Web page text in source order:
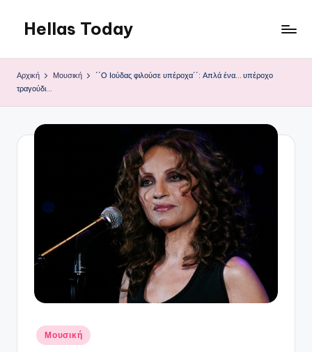
Μετάβαση
περιεχόμενο
Hellas Today
Αρχική Μουσική
΄΄Ο Ιούδας φιλούσε υπέροχα΄΄: Απλά ένα… υπέροχο
τραγούδι…
Αναρτήθηκε
σε
Μουσική